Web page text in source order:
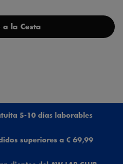
la Cesta
5-10 días laborables
superiores a € 69,99